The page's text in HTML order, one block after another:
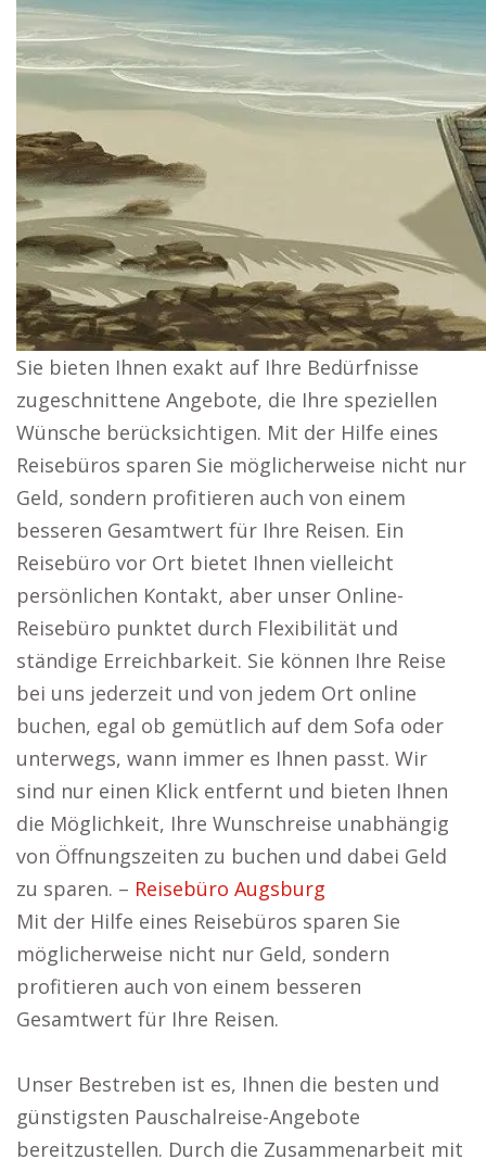
Sie bieten Ihnen exakt auf Ihre Bedürfnisse
zugeschnittene Angebote, die Ihre speziellen
Wünsche berücksichtigen. Mit der Hilfe eines
Reisebüros sparen Sie möglicherweise nicht nur
Geld, sondern profitieren auch von einem
besseren Gesamtwert für Ihre Reisen. Ein
Reisebüro vor Ort bietet Ihnen vielleicht
persönlichen Kontakt, aber unser Online-
Reisebüro punktet durch Flexibilität und
ständige Erreichbarkeit. Sie können Ihre Reise
bei uns jederzeit und von jedem Ort online
buchen, egal ob gemütlich auf dem Sofa oder
unterwegs, wann immer es Ihnen passt. Wir
sind nur einen Klick entfernt und bieten Ihnen
die Möglichkeit, Ihre Wunschreise unabhängig
von Öffnungszeiten zu buchen und dabei Geld
zu sparen. – Reisebüro Augsburg
Mit der Hilfe eines Reisebüros sparen Sie
möglicherweise nicht nur Geld, sondern
profitieren auch von einem besseren
Gesamtwert für Ihre Reisen.
Unser Bestreben ist es, Ihnen die besten und
günstigsten Pauschalreise-Angebote
bereitzustellen. Durch die Zusammenarbeit mit